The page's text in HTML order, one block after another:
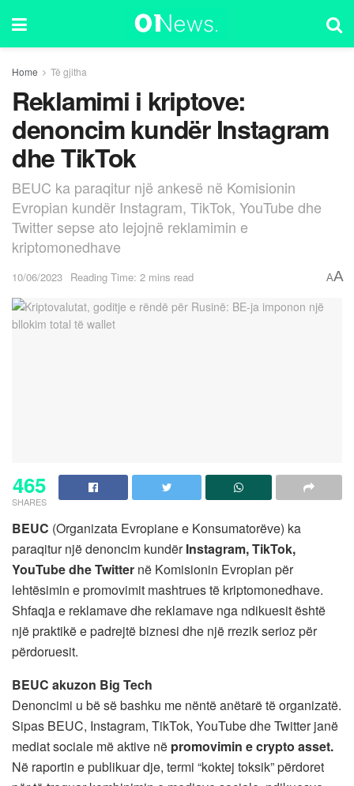
Home Të gjitha
Reklamimi i kriptove:
denoncim kundër Instagram
dhe TikTok
BEUC ka paraqitur një ankesë në Komisionin
Evropian kundër Instagram, TikTok, YouTube dhe
Twitter sepse ato lejojnë reklamimin e
kriptomonedhave
10/06/2023 Reading Time: 2 mins read AA
465
SHARES
BEUC (Organizata Evropiane e Konsumatorëve) ka
paraqitur një denoncim kundërInstagram, TikTok,
YouTube dhe Twitter në Komisionin Evropian për
lehtësimin e promovimit mashtrues të kriptomonedhave.
Shfaqja e reklamave dhe reklamave nga ndikuesit është
një praktikë e padrejtë biznesi dhe një rrezik serioz për
përdoruesit.
BEUC akuzon Big Tech
Denoncimi u bë së bashku me nëntë anëtarë të organizatë.
Sipas BEUC, Instagram, TikTok, YouTube dhe Twitter janë
mediat sociale më aktive në promovimin e crypto asset.
Në raportin e publikuar dje, termi “koktej toksik” përdoret